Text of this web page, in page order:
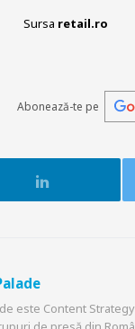
Sursa retail.ro
Abonează-te pe
este Content